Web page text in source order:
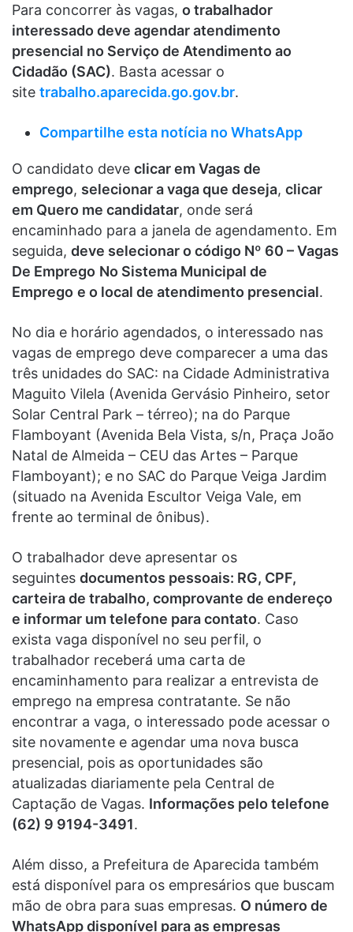
Para concorrer às vagas, o trabalhador
interessado deve agendar atendimento
presencial no Serviço de Atendimento ao
Cidadão (SAC). Basta acessar o
site trabalho.aparecida.go.gov.br.
Compartilhe esta notícia no WhatsApp
O candidato deve clicar em Vagas de
emprego, selecionar a vaga que deseja, clicar
em Quero me candidatar, onde será
encaminhado para a janela de agendamento. Em
seguida, deve selecionar o código Nº 60 – Vagas
De Emprego No Sistema Municipal de
Emprego e o local de atendimento presencial.
No dia e horário agendados, o interessado nas
vagas de emprego deve comparecer a uma das
três unidades do SAC: na Cidade Administrativa
Maguito Vilela (Avenida Gervásio Pinheiro, setor
Solar Central Park – térreo); na do Parque
Flamboyant (Avenida Bela Vista, s/n, Praça João
Natal de Almeida – CEU das Artes – Parque
Flamboyant); e no SAC do Parque Veiga Jardim
(situado na Avenida Escultor Veiga Vale, em
frente ao terminal de ônibus).
O trabalhador deve apresentar os
seguintes documentos pessoais: RG, CPF,
carteira de trabalho, comprovante de endereço
e informar um telefone para contato. Caso
exista vaga disponível no seu perfil, o
trabalhador receberá uma carta de
encaminhamento para realizar a entrevista de
emprego na empresa contratante. Se não
encontrar a vaga, o interessado pode acessar o
site novamente e agendar uma nova busca
presencial, pois as oportunidades são
atualizadas diariamente pela Central de
Captação de Vagas. Informações pelo telefone
(62) 9 9194-3491.
Além disso, a Prefeitura de Aparecida também
está disponível para os empresários que buscam
mão de obra para suas empresas. O número de
WhatsApp disponível para as empresas